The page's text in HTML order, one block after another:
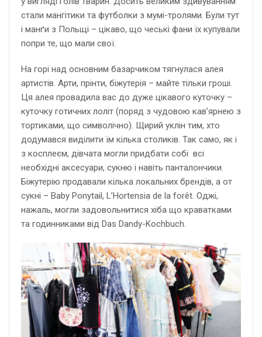
стали мангітики та футболки з мумі-тролями. Були тут
і манґи з Польщі – цікаво, що чеські фани їх купували
попри те, що мали свої.
На горі над основним базарчиком тягнулася алея
артистів. Арти, прінти, біжутерія – майте тільки гроші.
Ця алея провадила вас до дуже цікавого куточку –
куточку готичних лоліт (поряд з чудовою кав’ярнею з
тортиками, що символічно). Щирий уклін тим, хто
додумався виділити їм кілька столиків. Так само, як і
з косплеєм, дівчата могли придбати собі всі
необхідні аксесуари, сукню і навіть панталончики.
Біжутерію продавали кілька локальних брендів, а от
сукні – Baby Ponytail, L’Hortensia de la forêt. Оджі,
нажаль, могли задовольнитися хіба що краватками
та годинниками від Das Dandy-Kochbuch.